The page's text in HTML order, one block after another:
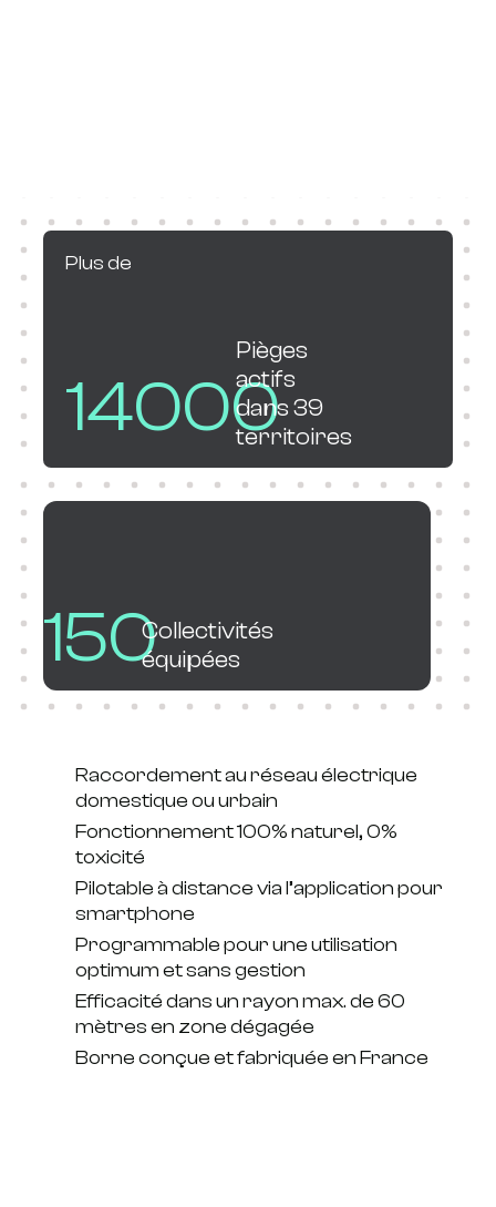
Plus de
14000
Pièges
actifs
dans 39
territoires
150Collectivités
équipées
Raccordement au réseau électrique
domestique ou urbain
Fonctionnement 100% naturel, 0%
toxicité
Pilotable à distance via l’application pour
smartphone
Programmable pour une utilisation
optimum et sans gestion
Efficacité dans un rayon max. de 60
mètres en zone dégagée
Borne conçue et fabriquée en France